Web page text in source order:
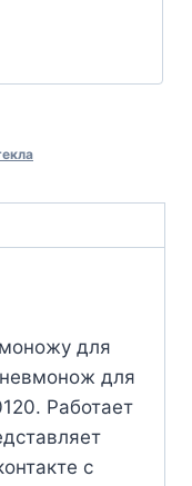
для
для
Работает
с